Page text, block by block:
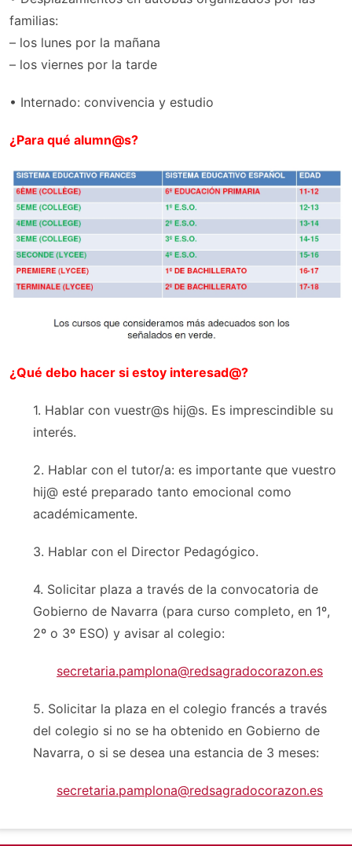
familias:
– los lunes por la mañana
– los viernes por la tarde
• Internado: convivencia y estudio
¿Para qué alumn@s?
¿Qué debo hacer si estoy interesad@?
1. Hablar con vuestr@s hij@s. Es imprescindible su
interés.
2. Hablar con el tutor/a: es importante que vuestro
hij@ esté preparado tanto emocional como
académicamente.
3. Hablar con el Director Pedagógico.
4. Solicitar plaza a través de la convocatoria de
Gobierno de Navarra (para curso completo, en 1º,
2º o 3º ESO) y avisar al colegio:
secretaria.pamplona@redsagradocorazon.es
5. Solicitar la plaza en el colegio francés a través
del colegio si no se ha obtenido en Gobierno de
Navarra, o si se desea una estancia de 3 meses:
secretaria.pamplona@redsagradocorazon.es